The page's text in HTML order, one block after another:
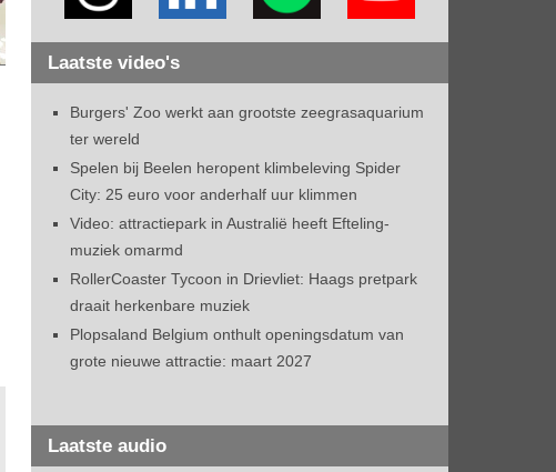
Laatste video's
Burgers' Zoo werkt aan grootste zeegrasaquarium
ter wereld
Spelen bij Beelen heropent klimbeleving Spider
City: 25 euro voor anderhalf uur klimmen
Video: attractiepark in Australië heeft Efteling-
muziek omarmd
RollerCoaster Tycoon in Drievliet: Haags pretpark
draait herkenbare muziek
Plopsaland Belgium onthult openingsdatum van
grote nieuwe attractie: maart 2027
Laatste audio